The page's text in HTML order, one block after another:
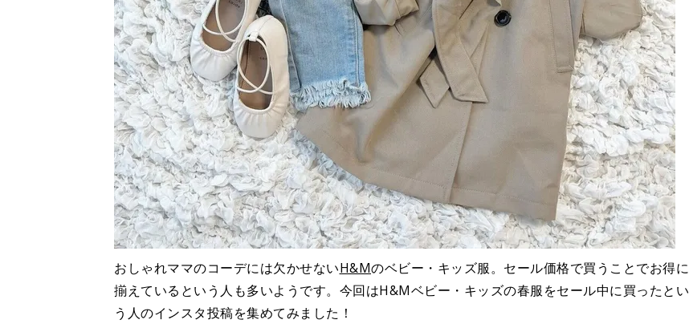
おしゃれママのコーデには欠かせないH&Mのベビー・キッズ服。セール価格で買うことでお得に
揃えているという人も多いようです。今回はH&Mベビー・キッズの春服をセール中に買ったとい
う人のインスタ投稿を集めてみました！